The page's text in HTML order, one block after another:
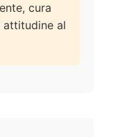
cura
attitudine al